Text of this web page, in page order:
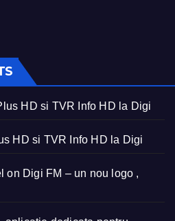
HD si TVR Info HD la Digi
HD si TVR Info HD la Digi
on Digi FM – un nou logo ,